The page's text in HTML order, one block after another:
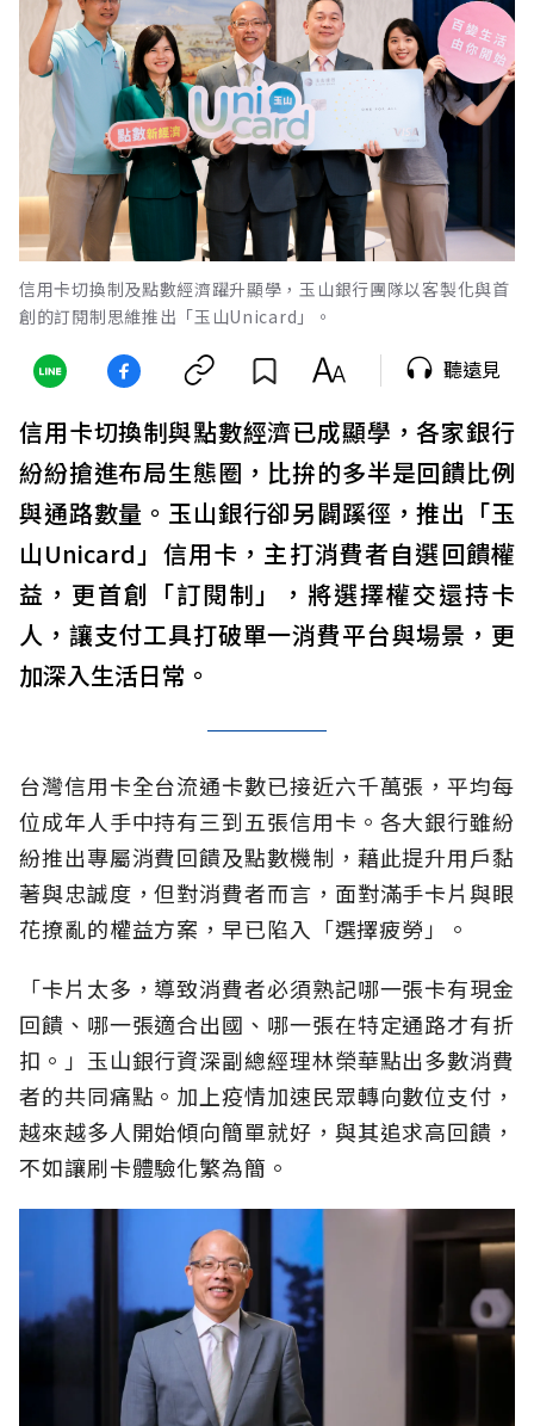
信用卡切換制及點數經濟躍升顯學，玉山銀行團隊以客製化與首
創的訂閱制思維推出「玉山Unicard」。
聽遠見
信用卡切換制與點數經濟已成顯學，各家銀行
紛紛搶進布局生態圈，比拚的多半是回饋比例
與通路數量。玉山銀行卻另闢蹊徑，推出「玉
山Unicard」信用卡，主打消費者自選回饋權
益，更首創「訂閱制」，將選擇權交還持卡
人，讓支付工具打破單一消費平台與場景，更
加深入生活日常。
台灣信用卡全台流通卡數已接近六千萬張，平均每
位成年人手中持有三到五張信用卡。各大銀行雖紛
紛推出專屬消費回饋及點數機制，藉此提升用戶黏
著與忠誠度，但對消費者而言，面對滿手卡片與眼
花撩亂的權益方案，早已陷入「選擇疲勞」。
「卡片太多，導致消費者必須熟記哪一張卡有現金
回饋、哪一張適合出國、哪一張在特定通路才有折
扣。」玉山銀行資深副總經理林榮華點出多數消費
者的共同痛點。加上疫情加速民眾轉向數位支付，
越來越多人開始傾向簡單就好，與其追求高回饋，
不如讓刷卡體驗化繁為簡。